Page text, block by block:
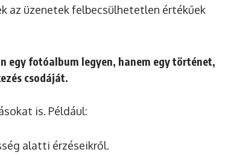
az üzenetek felbecsülhetetlen értékűek
egy fotóalbum legyen, hanem egy történet,
csodáját.
is. Például:
alatti érzéseikről.